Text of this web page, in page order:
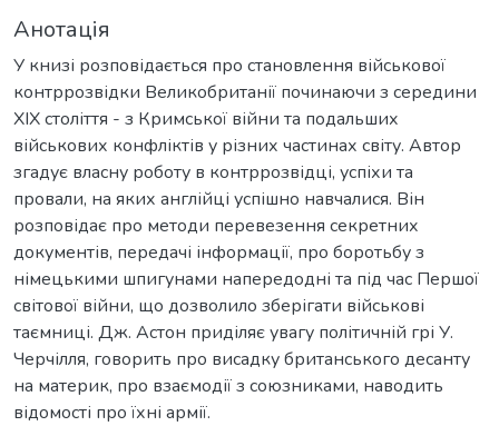
Анотація
У книзі розповідається про становлення військової
контррозвідки Великобританії починаючи з середини
XIX століття - з Кримської війни та подальших
військових конфліктів у різних частинах світу. Автор
згадує власну роботу в контррозвідці, успіхи та
провали, на яких англійці успішно навчалися. Він
розповідає про методи перевезення секретних
документів, передачі інформації, про боротьбу з
німецькими шпигунами напередодні та під час Першої
світової війни, що дозволило зберігати військові
таємниці. Дж. Астон приділяє увагу політичній грі У.
Черчілля, говорить про висадку британського десанту
на материк, про взаємодії з союзниками, наводить
відомості про їхні армії.